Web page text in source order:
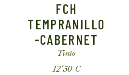
FCH
TEMPRANILLO
-CABERNET
Tinto
12'50 €